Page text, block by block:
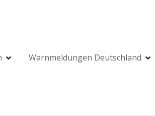
Warnmeldungen Deutschland